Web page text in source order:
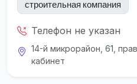
строительная компания
Телефон не указан
14-й микрорайон, 61,
кабинет